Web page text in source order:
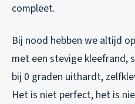
compleet.
Bij nood hebben we altijd
met een stevige kleefrand,
bij 0 graden uithardt,
Het is niet perfect, het is